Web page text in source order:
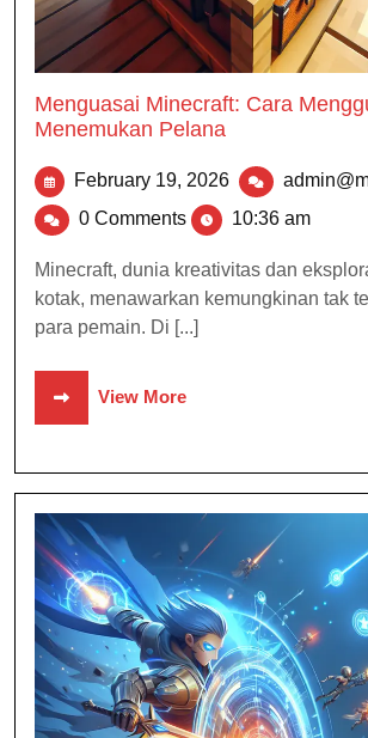
Menguasai Minecraft: Cara
Menemukan Pelana
February 19, 2026
0 Comments
10:36 am
Minecraft, dunia kreativitas dan
kotak, menawarkan kemungkinan tak
para pemain. Di [...]
View More